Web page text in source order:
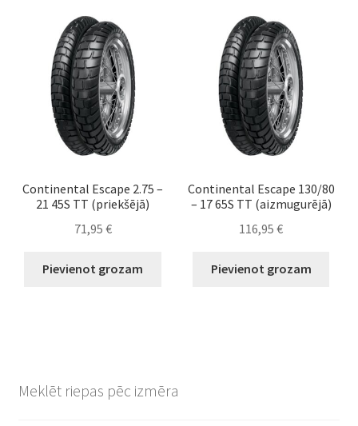
Continental Escape 2.75 –
21 45S TT (priekšējā)
71,95 €
Pievienot grozam
Continental Escape 130/80
– 17 65S TT (aizmugurējā)
116,95€
Pievienot grozam
Meklēt riepas pēc izmēra